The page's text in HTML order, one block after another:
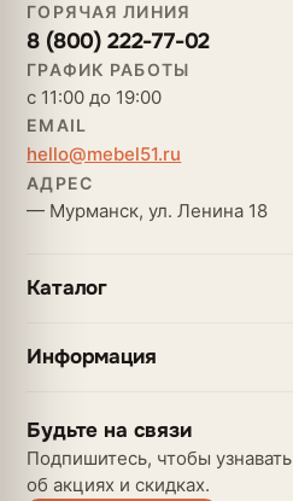
ГОРЯЧАЯ ЛИНИЯ
8 (800) 222-77-02
ГРАФИК РАБОТЫ
с 11:00 до 19:00
EMAIL
hello@mebel51.ru
АДРЕС
— Мурманск, ул. Ленина 18
Каталог
Информация
Будьте на связи
Подпишитесь, чтобы узнавать
об акциях и скидках.